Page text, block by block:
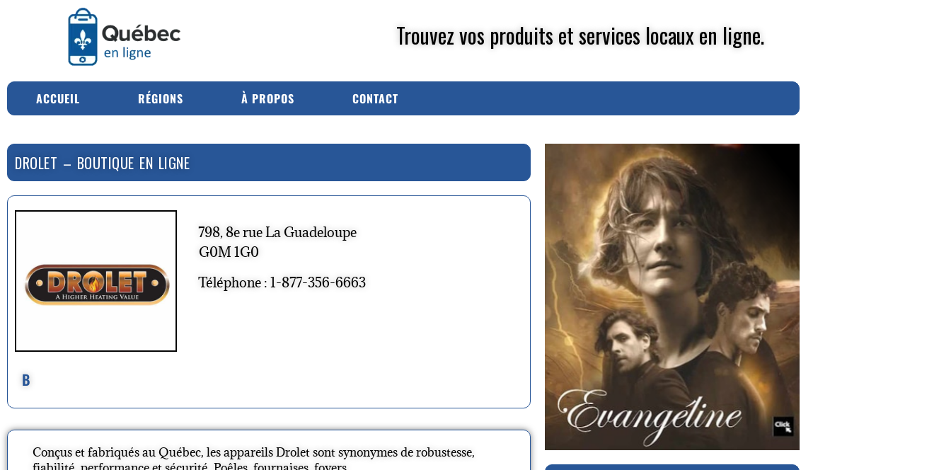
Trouvez vos produits et services locaux en ligne.
ACCUEIL RÉGIONS À PROPOS CONTACT
DROLET – BOUTIQUE EN LIGNE
B
798, 8e rue La Guadeloupe
G0M 1G0
Téléphone : 1-877-356-6663
Conçus et fabriqués au Québec, les appareils Drolet sont synonymes de robustesse,